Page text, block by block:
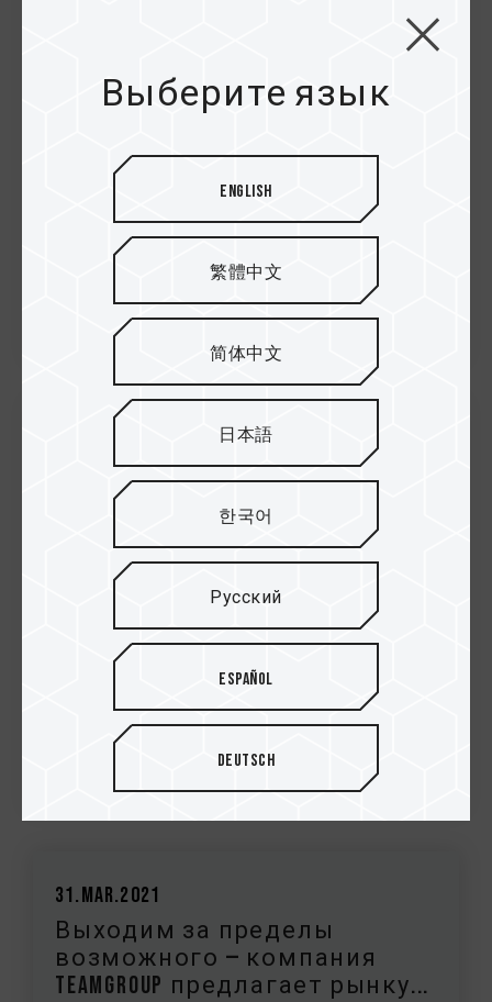
Компания TEAMGROUP всегда в
Легковесный и быстросчи...
Компания TEAMGROUP вновь
удивляет рынок: разработан
T-FORCE CARDEA A440 PCIe4.0 SSD в...
31.Mar.2021
Выходим за пределы
возможного — компания
TEAMGROUP предлагает рынку...
Выберите язык
English
繁體中文
简体中文
日本語
한국어
Русский
Español
Deutsch